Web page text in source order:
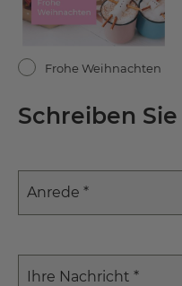
Frohe Weihnachten
Schreiben
Anrede *
Ihre Nachricht *